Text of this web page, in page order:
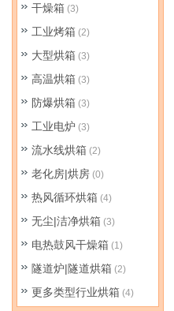
干燥箱 (3)
工业烤箱 (2)
大型烘箱 (3)
高温烘箱 (3)
防爆烘箱 (3)
工业电炉 (3)
流水线烘箱 (2)
老化房|烘房 (0)
热风循环烘箱 (4)
无尘|洁净烘箱 (3)
电热鼓风干燥箱 (1)
隧道炉|隧道烘箱 (2)
更多类型行业烘箱 (4)